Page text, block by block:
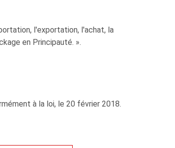
l'exportation, l'achat, la
en Principauté. ».
à la loi, le 20 février 2018.